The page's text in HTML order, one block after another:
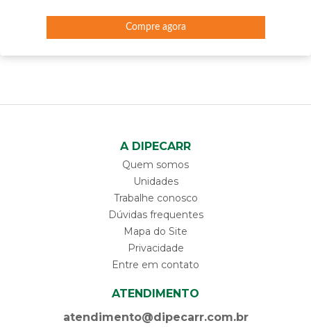
Compre agora
A DIPECARR
Quem somos
Unidades
Trabalhe conosco
Dúvidas frequentes
Mapa do Site
Privacidade
Entre em contato
ATENDIMENTO
atendimento@dipecarr.com.br